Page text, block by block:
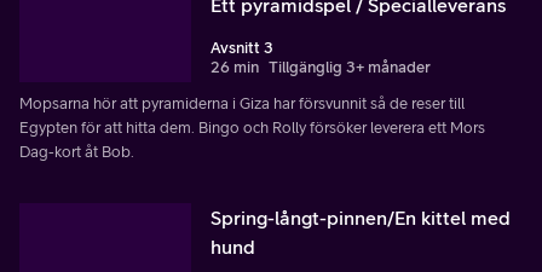
Ett pyramidspel / Specialleverans
Avsnitt 3
26 min Tillgänglig 3+ månader
Mopsarna hör att pyramiderna i Giza har försvunnit så de reser till
Egypten för att hitta dem. Bingo och Rolly försöker leverera ett Mors
Dag-kort åt Bob.
Spring-långt-pinnen/En kittel med
hund